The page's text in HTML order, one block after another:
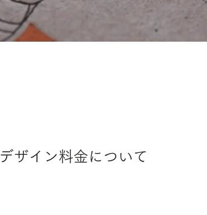
デザイン料金について